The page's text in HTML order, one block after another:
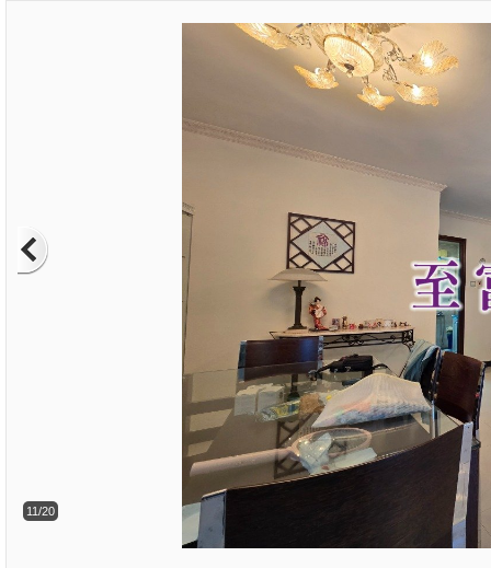
11/20